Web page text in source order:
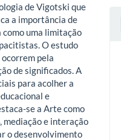
de Vigotski que
a importância de
como uma limitação
O estudo
pela
de significados. A
para acolher a
e
se a Arte como
mediação e interação
o desenvolvimento